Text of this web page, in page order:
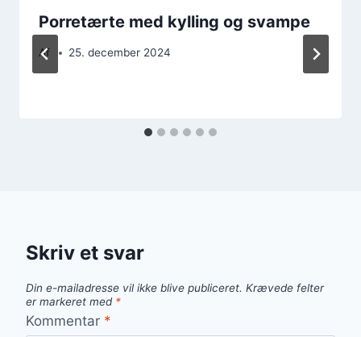
Porretærte med kylling og svampe
Af 25. december 2024
Skriv et svar
Din e-mailadresse vil ikke blive publiceret. Krævede felter
er markeret med *
Kommentar *